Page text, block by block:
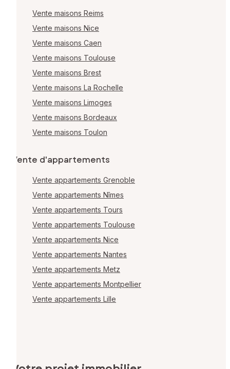
Vente maisons Reims
Vente maisons Nice
Vente maisons Caen
Vente maisons Toulouse
Vente maisons Brest
Vente maisons La Rochelle
Vente maisons Limoges
Vente maisons Bordeaux
Vente maisons Toulon
Vente d'appartements
Vente appartements Grenoble
Vente appartements Nîmes
Vente appartements Tours
Vente appartements Toulouse
Vente appartements Nice
Vente appartements Nantes
Vente appartements Metz
Vente appartements Montpellier
Vente appartements Lille